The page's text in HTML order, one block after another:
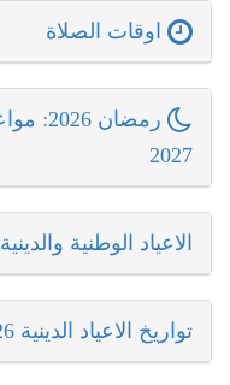
اوقات الصلاة
رمضان 2026: مواعيد إمساك وإفطار
2027
الاعياد الوطنية والدينية 2026
تواريخ الاعياد الدينية 2026